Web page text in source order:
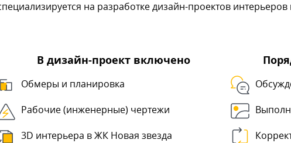
на разработке дизайн-проектов
В дизайн-проект включено
Обмеры и планировка
Рабочие (инженерные) чертежи
3D интерьера в ЖК Новая звезда